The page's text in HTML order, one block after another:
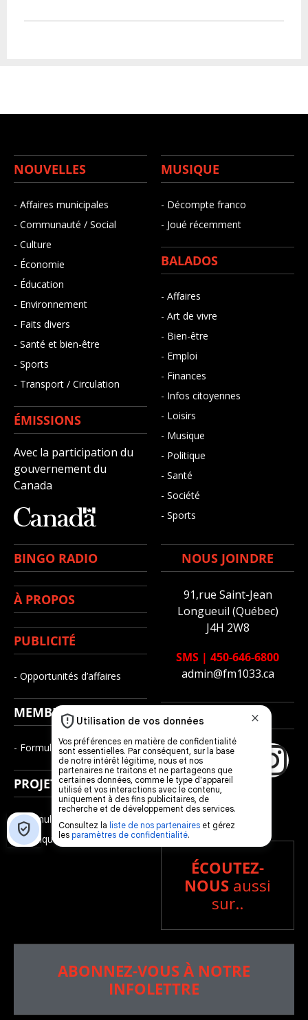
NOUVELLES
- Affaires municipales
- Communauté / Social
- Culture
- Économie
- Éducation
- Environnement
- Faits divers
- Santé et bien-être
- Sports
- Transport / Circulation
ÉMISSIONS
Avec la participation du
gouvernement du
Canada
MUSIQUE
- Décompte franco
- Joué récemment
BALADOS
- Affaires
- Art de vivre
- Bien-être
- Emploi
- Finances
- Infos citoyennes
- Loisirs
- Musique
- Politique
- Santé
- Société
- Sports
BINGO RADIO
À PROPOS
PUBLICITÉ
- Opportunités d’affaires
MEMBERSHIP
- Formulaire d’adhésion
PROJETS D’ÉMISSION
- Formulaire de demande
- Politique de traitement
NOUS JOINDRE
91,rue Saint-Jean
Longueuil (Québec)
J4H 2W8
SMS | 450-646-6800
admin@fm1033.ca
SUIVEZ-NOUS
ÉCOUTEZ-
NOUS aussi
sur..
ABONNEZ-VOUS À NOTRE
INFOLETTRE